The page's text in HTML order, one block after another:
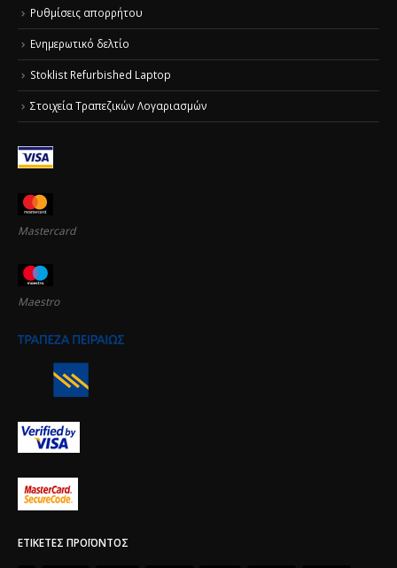
Ρυθμίσεις απορρήτου
Ενημερωτικό δελτίο
Stoklist Refurbished Laptop
Στοιχεία Τραπεζικών Λογαριασμών
Mastercard
Maestro
ΕΤΙΚΈΤΕΣ ΠΡΟΪΌΝΤΟΣ